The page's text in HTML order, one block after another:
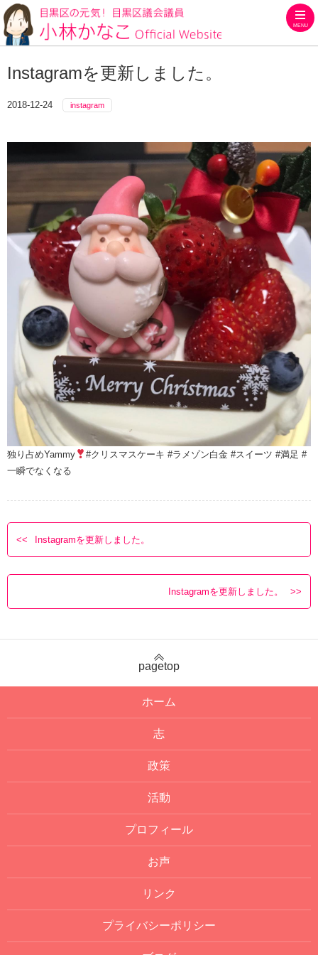
MENU
Instagramを更新しました。
2018-12-24 instagram
独り占めYammy
#クリスマスケーキ #ラメゾン白金 #スイーツ #満足 #
一瞬でなくなる
Instagramを更新しました。
Instagramを更新しました。
pagetop
ホーム
志
政策
活動
プロフィール
お声
リンク
プライバシーポリシー